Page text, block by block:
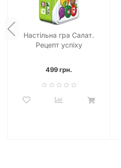
Настільна гра Салат.
Рецепт успіху
499 грн.